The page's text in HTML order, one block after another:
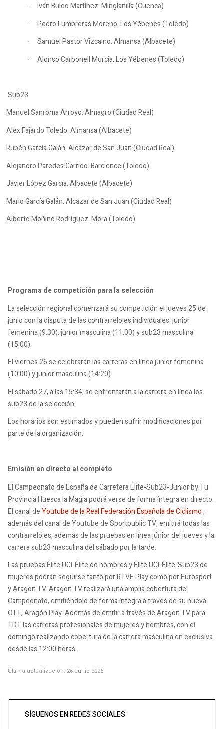
· Iván Buleo Martínez. Minglanilla (Cuenca)
· Pedro Lumbreras Moreno. Los Yébenes (Toledo)
· Samuel Pastor Vizcaino. Almansa (Albacete)
· Alonso Carbonell Murcia. Los Yébenes (Toledo)
Sub23
Manuel Sanroma Arroyo. Almagro (Ciudad Real)
Alex Fajardo Toledo. Almansa (Albacete)
Rubén García Galán. Alcázar de San Juan (Ciudad Real)
Alejandro Paredes Garrido. Barcience (Toledo)
Javier López García. Albacete (Albacete)
Mario García Galán. Alcázar de San Juan (Ciudad Real)
Alberto Moñino Rodríguez. Mora (Toledo)
Programa de competición para la selección
La selección regional comenzará su competición el jueves 25 de
junio con la disputa de las contrarrelojes individuales: junior
femenina (9:30), junior masculina (11:00) y sub23 masculina
(15:00).
El viernes 26 se celebrarán las carreras en línea junior femenina
(10:00) y junior masculina (14:20).
El sábado 27, a las 15:34, se enfrentarán a la carrera en línea los
sub23 de la selección.
Los horarios son estimados y pueden sufrir modificaciones por
parte de la organización.
Emisión en directo al completo
El Campeonato de España de Carretera Élite-Sub23-Junior by Tu
Provincia Huesca la Magia podrá verse de forma íntegra en directo.
El canal deYoutube de la Real Federación Española de Ciclismo,
además del canal de Youtube de Sportpublic TV, emitirá todas las
contrarrelojes, además de las pruebas en línea júnior del jueves y la
carrera sub23 masculina del sábado por la tarde.
Las pruebas Élite UCI-Élite de hombres y Élite UCI-Élite-Sub23 de
mujeres podrán seguirse tanto por RTVE Play como por Eurosport
y Aragón TV. Aragón TV realizará una amplia cobertura del
Campeonato, emitiéndolo de forma íntegra a través de su nueva
OTT, Aragón Play. Además de emitir a través de Aragón TV para
TDT las carreras profesionales de mujeres y hombres, con el
domingo realizando cobertura de la carrera masculina en exclusiva
desde las 12:00 horas.
Última actualización: 26 Junio 2026
SÍGUENOS EN REDES SOCIALES